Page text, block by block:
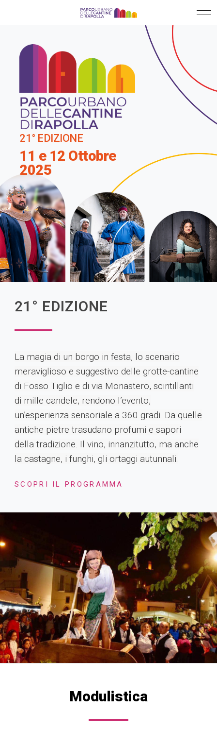
21° EDIZIONE
11 e 12 Ottobre
2025
21° EDIZIONE
La magia di un borgo in festa, lo scenario
meraviglioso e suggestivo delle grotte-cantine
di Fosso Tiglio e di via Monastero, scintillanti
di mille candele, rendono l’evento,
un’esperienza sensoriale a 360 gradi. Da quelle
antiche pietre trasudano profumi e sapori
della tradizione. Il vino, innanzitutto, ma anche
la castagne, i funghi, gli ortaggi autunnali.
SCOPRI IL PROGRAMMA
Modulistica